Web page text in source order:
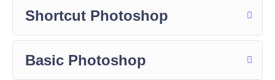
Shortcut Photoshop
Basic Photoshop